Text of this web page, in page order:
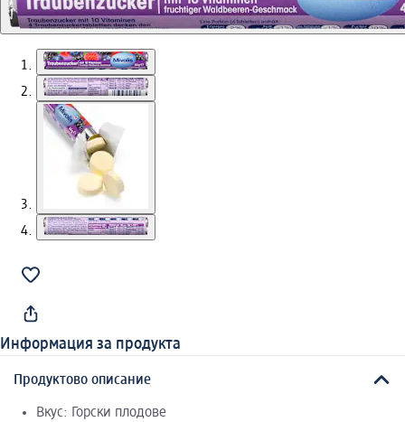
Информация за продукта
Продуктово описание
Вкус: Горски плодове